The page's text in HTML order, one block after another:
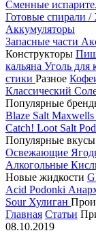
Сменные
Готовые спирали /
Аккумуляторы
Запасные части
Конструкторы
кальяна Уголь для
стики Разное
Классический
Популярные
Blaze Salt Maxwells
Catch! Loot Salt
Популярные вкусы
Освежающие
Алкогольные
Новые жидкости
Acid Podonki
Sour Хулиган
Главная Статьи
08.10.2019